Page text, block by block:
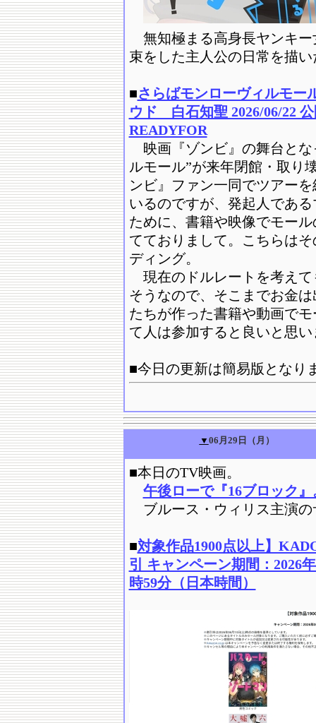
無知極まる高身長ヤンキー
束をした主人公の日常を描
■さらばモンローヴィルモー
ウド 白石知聖 2026/06/22
READYFOR
映画『ゾンビ』の舞台とな
ルモール”が来年閉館・取り
ンビ』ファン一同でツアー
いるのですが、発起人であ
ために、書籍や映像でモー
てておりまして。こちらは
ディング。
現在のドルレートを考えて
そうなので、そこまでお金
たちが作った書籍や動画で
て人は参加すると良いと思い
■今日の更新は簡易版となり
▼ 06月29日（月）
■本日のTV映画。
午後ローで『16ブロック』
ブルース・ウィリス主演の
■対象作品1900点以上】
引 キャンペーン期間：2026
時59分（日本時間）